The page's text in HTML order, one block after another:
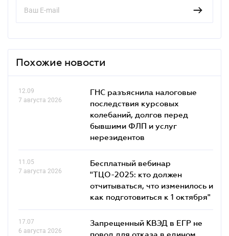
Похожие новости
12.09
7 августа 2026
ГНС разъяснила налоговые
последствия курсовых
колебаний, долгов перед
бывшими ФЛП и услуг
нерезидентов
11.05
7 августа 2026
Бесплатный вебинар
"ТЦО-2025: кто должен
отчитываться, что изменилось и
как подготовиться к 1 октября"
17.07
6 августа 2026
Запрещенный КВЭД в ЕГР не
повод для отказа в едином